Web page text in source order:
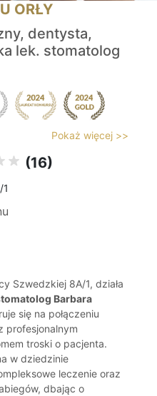
ORŁY
dentysta,
lek. stomatolog
Pokaż więcej >>
(16)
Szwedzkiej 8A/1, działa
Barbara
się na połączeniu
profesjonalnym
troski o pacjenta.
w dziedzinie
leczenie oraz
dbając o